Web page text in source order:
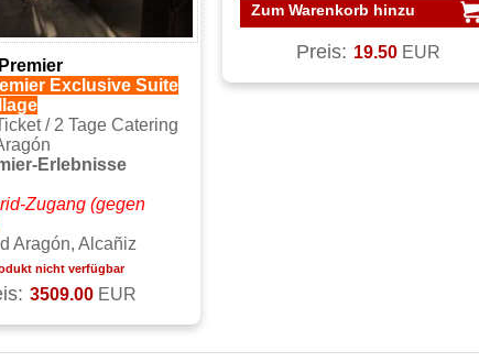
Exclusive Suite
/ 2 Tage Catering
Erlebnisse
Zugang (gegen
Aragón, Alcañiz
nicht verfügbar
3509.00 EUR
Zum Warenkorb hinzu
Preis: 19.50 EUR